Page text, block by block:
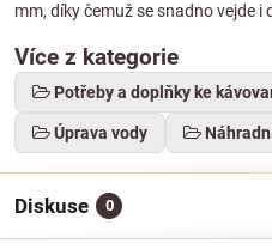
mm, díky čemuž se snadno vejde
Více z kategorie
Potřeby a doplňky ke
Úprava vody
Diskuse 0